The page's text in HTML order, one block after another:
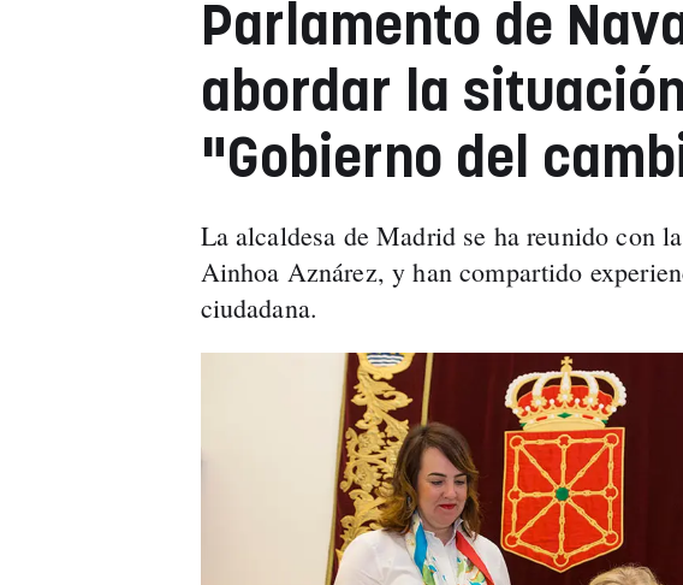
Parlamento de
abordar la situación
"Gobierno del
La alcaldesa de Madrid se ha reunido con
Ainhoa Aznárez, y han compartido
ciudadana.